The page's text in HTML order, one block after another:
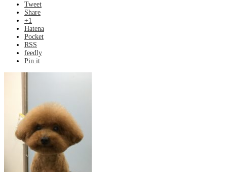
Tweet
Share
+1
Hatena
Pocket
RSS
feedly
Pin it